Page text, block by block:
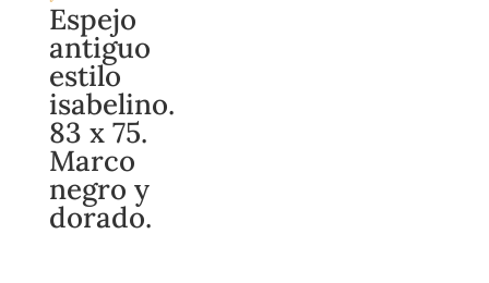
Espejo
antiguo
estilo
isabelino.
83 x 75.
Marco
negro y
dorado.